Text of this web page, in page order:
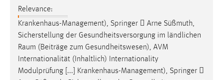
Relevance:
Krankenhaus-Management), Springer  Arne Süßmuth,
Sicherstellung der Gesundheitsversorgung im ländlichen
Raum (Beiträge zum Gesundheitswesen), AVM
Internationalität (Inhaltlich) Internationality
Modulprüfung [...] Krankenhaus-Management), Springer 